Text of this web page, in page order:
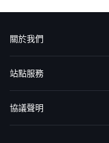
關於我們
認識華盛
媒體報導
意見反饋
站點服務
收費標準
交易工具
幫助中心
協議聲明